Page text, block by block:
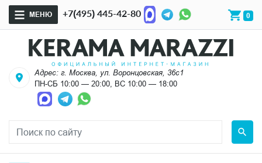
МЕНЮ +7(495) 445-42-80 0
Адрес: г. Москва, ул. Воронцовская, 36с1
ПН-СБ 10:00 — 20:00, ВС 10:00 — 18:00